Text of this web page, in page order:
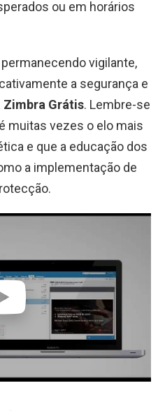
ou em horários
vigilante,
a segurança e
Zimbra Grátis. Lembre-se
muitas vezes o elo mais
e que a educação dos
a implementação de